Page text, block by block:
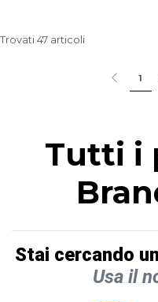
Trovati 47 articoli
1
Tutti i
Stai cercando
Usa il